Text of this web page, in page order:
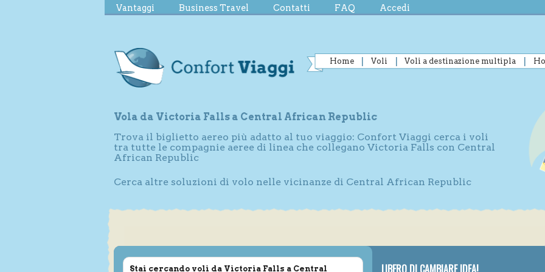
Vantaggi Business Travel Contatti FAQ Accedi
Home Voli Voli a destinazione multipla
Vola da Victoria Falls a Central African Republic
Trova il biglietto aereo più adatto al tuo viaggio: Confort Viaggi cerca i voli
tra tutte le compagnie aeree di linea che collegano Victoria Falls con Central
African Republic
Cerca altre soluzioni di volo nelle vicinanze di Central African Republic
Stai cercando voli da Victoria Falls a Central LIBERO DI CAMBIARE IDEA!